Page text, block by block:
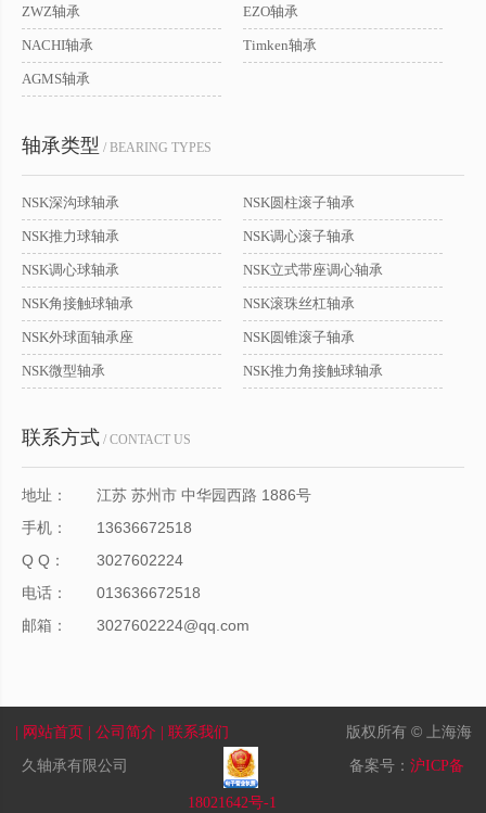
ZWZ轴承 EZO轴承
NACHI轴承 Timken轴承
AGMS轴承
轴承类型 / BEARING TYPES
NSK深沟球轴承 NSK圆柱滚子轴承
NSK推力球轴承 NSK调心滚子轴承
NSK调心球轴承 NSK立式带座调心轴承
NSK角接触球轴承 NSK滚珠丝杠轴承
NSK外球面轴承座 NSK圆锥滚子轴承
NSK微型轴承 NSK推力角接触球轴承
联系方式 / CONTACT US
地址：
江苏 苏州市 中华园西路 1886号
手机：
13636672518
Q Q：
3027602224
电话：
013636672518
邮箱：
3027602224@qq.com
| 网站首页 | 公司简介 | 联系我们
版权所有 © 上海海
久轴承有限公司
备案号： 沪ICP备
18021642号-1